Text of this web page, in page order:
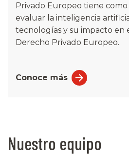
Privado Europeo tiene
evaluar la inteligencia
tecnologías y su impacto en
Derecho Privado Europeo.
Conoce más
Nuestro equipo